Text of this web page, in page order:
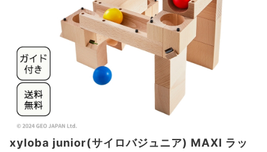
xyloba junior(サイロバジュニア) MAXI ラッ